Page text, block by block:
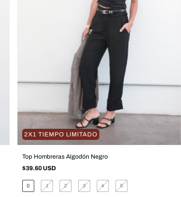
2X1 TIEMPO LIMITADO
Top Hombreras Algodón Negro
$39.60 USD
0 1 2 3 4 5